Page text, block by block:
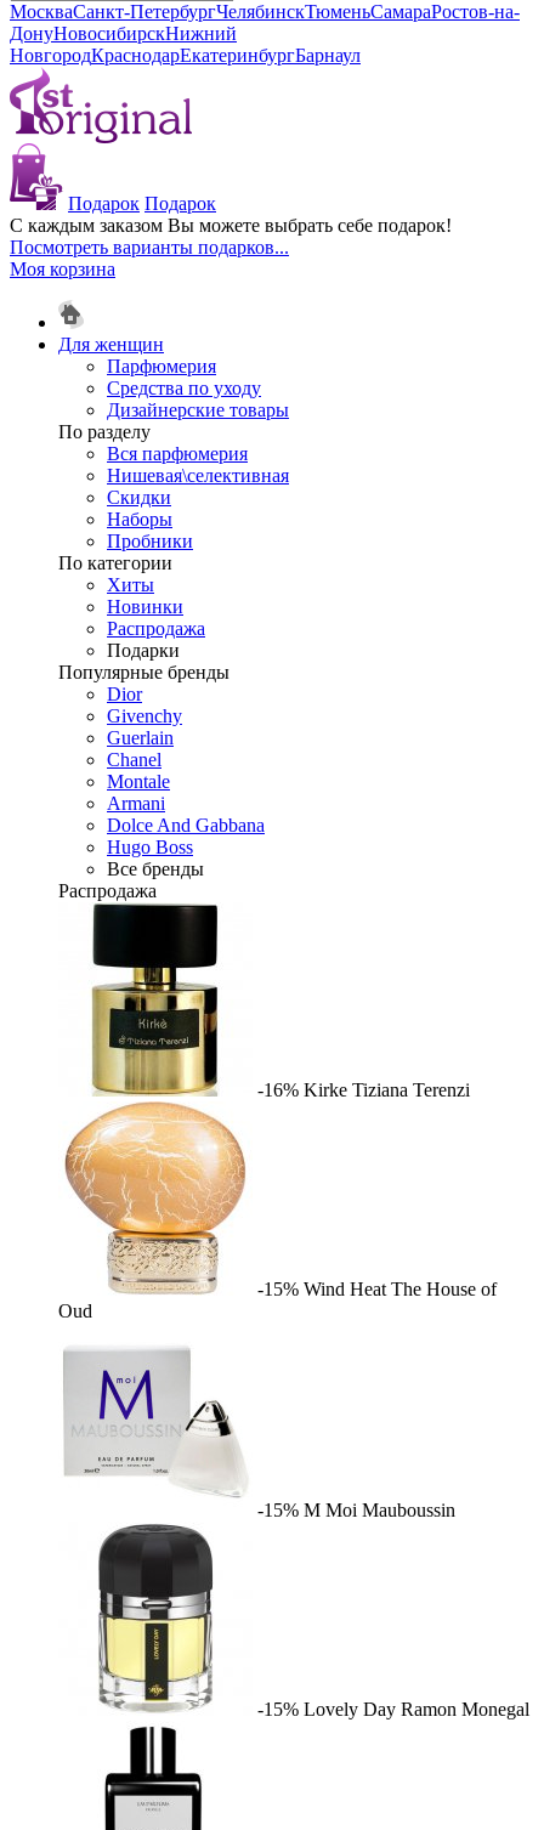
МоскваСанкт-ПетербургЧелябинскТюменьСамараРостов-на-
ДонуНовосибирскНижний
НовгородКраснодарЕкатеринбургБарнаул
Подарок Подарок
С каждым заказом Вы можете выбрать себе подарок!
Посмотреть варианты подарков...
Моя корзина
Для женщин
Парфюмерия
Средства по уходу
Дизайнерские товары
По разделу
Вся парфюмерия
Нишевая\селективная
Скидки
Наборы
Пробники
По категории
Хиты
Новинки
Распродажа
Подарки
Популярные бренды
Dior
Givenchy
Guerlain
Chanel
Montale
Armani
Dolce And Gabbana
Hugo Boss
Все бренды
Распродажа
-16% Kirke Tiziana Terenzi
-15% Wind Heat The House of
Oud
-15% M Moi Mauboussin
-15% Lovely Day Ramon Monegal